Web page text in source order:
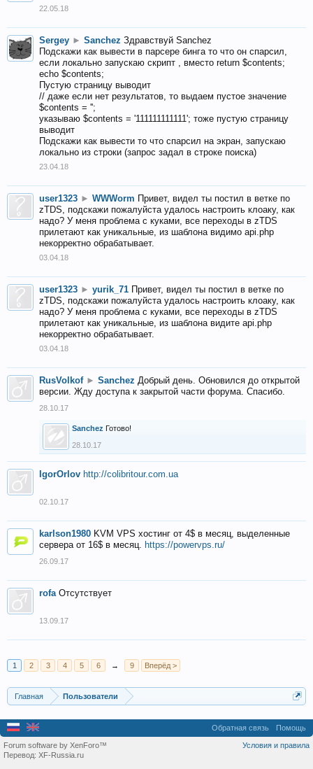
22.05.18
Sergey ► Sanchez Здравствуй Sanchez
Подскажи как вывести в парсере бинга то что он спарсил,
если локально запускаю скрипт , вместо return $contents;
echo $contents;
Пустую страницу выводит
// даже если нет результатов, то выдаем пустое значение
$contents = '';
указываю $contents = '111111111111'; тоже пустую страницу
выводит
Подскажи как вывести то что спарсил на экран, запускаю
локально из строки (запрос задал в строке поиска)
23.04.18
user1323 ► WWWorm Привет, видел ты постил в ветке по
zTDS, подскажи пожалуйста удалось настроить клоаку, как
надо? У меня проблема с куками, все переходы в zTDS
прилетают как уникальные, из шаблона видимо api.php
некорректно обрабатывает.
03.04.18
user1323 ► yurik_71 Привет, видел ты постил в ветке по
zTDS, подскажи пожалуйста удалось настроить клоаку, как
надо? У меня проблема с куками, все переходы в zTDS
прилетают как уникальные, из шаблона видите api.php
некорректно обрабатывает.
03.04.18
RusVolkof ► Sanchez Добрый день. Обновился до открытой
версии. Жду доступа к закрытой части форума. Спасибо.
28.10.17
Sanchez Готово!
28.10.17
IgorOrlov http://colibritour.com.ua
02.10.17
karlson1980 KVM VPS хостинг от 4$ в месяц, выделенные
сервера от 16$ в месяц. https://powervps.ru/
26.09.17
rofa Отсутствует
13.09.17
1 2 3 4 5 6 → 9 Вперёд >
Главная Пользователи
Обратная связь Помощь
Условия и правила
Forum software by XenForo™
Перевод: XF-Russia.ru